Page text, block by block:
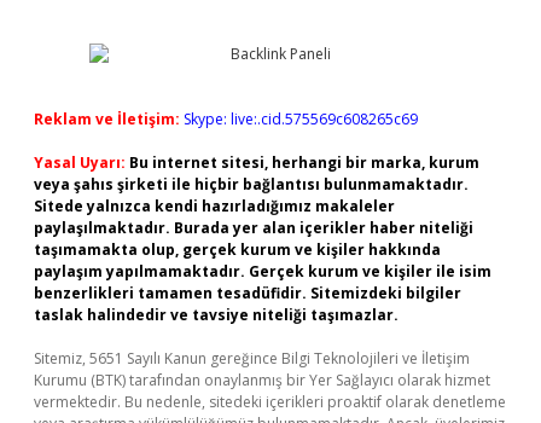
Reklam ve İletişim: Skype: live:.cid.575569c608265c69
Yasal Uyarı: Bu internet sitesi, herhangi bir marka, kurum
veya şahıs şirketi ile hiçbir bağlantısı bulunmamaktadır.
Sitede yalnızca kendi hazırladığımız makaleler
paylaşılmaktadır. Burada yer alan içerikler haber niteliği
taşımamakta olup, gerçek kurum ve kişiler hakkında
paylaşım yapılmamaktadır. Gerçek kurum ve kişiler ile isim
benzerlikleri tamamen tesadüfidir. Sitemizdeki bilgiler
taslak halindedir ve tavsiye niteliği taşımazlar.
Sitemiz, 5651 Sayılı Kanun gereğince Bilgi Teknolojileri ve İletişim
Kurumu (BTK) tarafından onaylanmış bir Yer Sağlayıcı olarak hizmet
vermektedir. Bu nedenle, sitedeki içerikleri proaktif olarak denetleme